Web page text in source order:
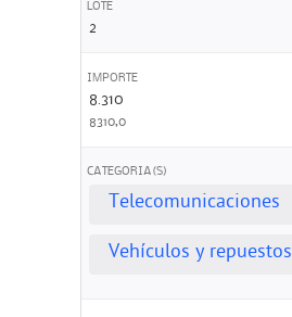
LOTE
2
IMPORTE
8.310
8310,0
CATEGORIA(S)
Telecomunicaciones
Vehículos y repuestos